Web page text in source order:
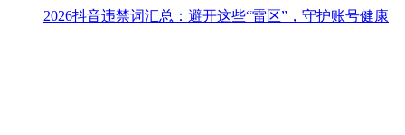
2026抖音违禁词汇总：避开这些“雷区”，守护账号健康